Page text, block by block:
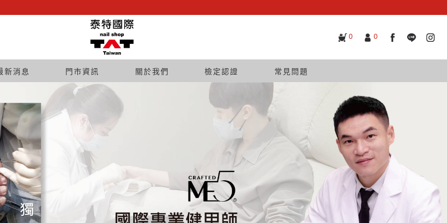
新消息 門市資訊 關於我們 檢定認證 常見問題
0 0